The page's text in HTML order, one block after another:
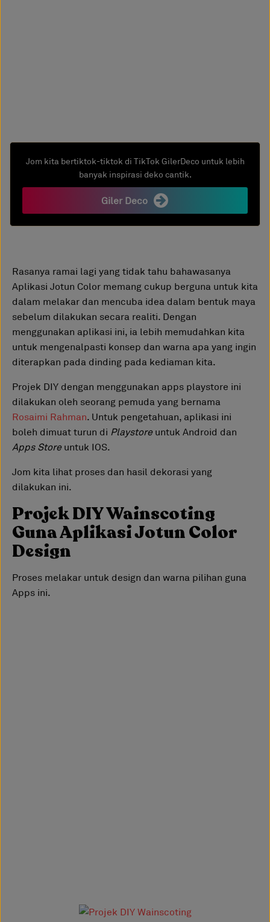
Jom kita bertiktok-tiktok di TikTok GilerDeco untuk lebih
banyak inspirasi deko cantik.
Giler Deco
Rasanya ramai lagi yang tidak tahu bahawasanya
Aplikasi Jotun Color memang cukup berguna untuk kita
dalam melakar dan mencuba idea dalam bentuk maya
sebelum dilakukan secara realiti. Dengan
menggunakan aplikasi ini, ia lebih memudahkan kita
untuk mengenalpasti konsep dan warna apa yang ingin
diterapkan pada dinding pada kediaman kita.
Projek DIY dengan menggunakan apps playstore ini
dilakukan oleh seorang pemuda yang bernama
Rosaimi Rahman. Untuk pengetahuan, aplikasi ini
boleh dimuat turun di Playstoreuntuk Android dan
Apps Store untuk IOS.
Jom kita lihat proses dan hasil dekorasi yang
dilakukan ini.
Projek DIY Wainscoting
Guna Aplikasi Jotun Color
Design
Proses melakar untuk design dan warna pilihan guna
Apps ini.